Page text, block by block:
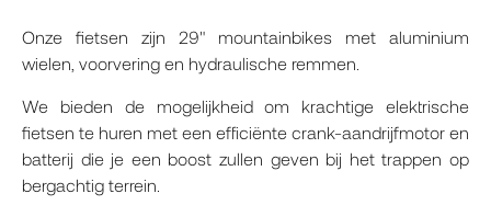
Onze fietsen zijn 29" mountainbikes met aluminium
wielen, voorvering en hydraulische remmen.
We bieden de mogelijkheid om krachtige elektrische
fietsen te huren met een efficiënte crank-aandrijfmotor en
batterij die je een boost zullen geven bij het trappen op
bergachtig terrein.